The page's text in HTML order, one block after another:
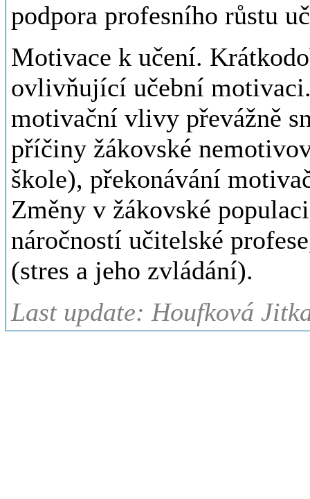
podpora profesního růstu
Motivace k učení.
ovlivňující učební
motivační vlivy převážně
příčiny žákovské
škole), překonávání
Změny v žákovské
náročností učitelské
(stres a jeho zvládání).
Last update: Houfková